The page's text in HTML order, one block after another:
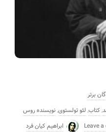
برتر
, کتاب, لئو تولستوی,نویسنده روس
Leave ابراهیم کیان فرد